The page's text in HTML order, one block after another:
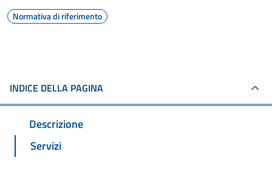
Normativa di riferimento
INDICE DELLA PAGINA
Descrizione
Servizi